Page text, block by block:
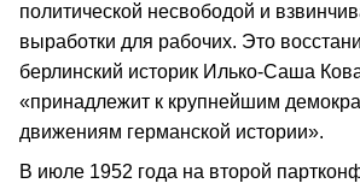
политической несвободой и
выработки для рабочих. Это
берлинский историк Илько-Саша
«принадлежит к крупнейшим
движениям германской истории».
В июле 1952 года на второй